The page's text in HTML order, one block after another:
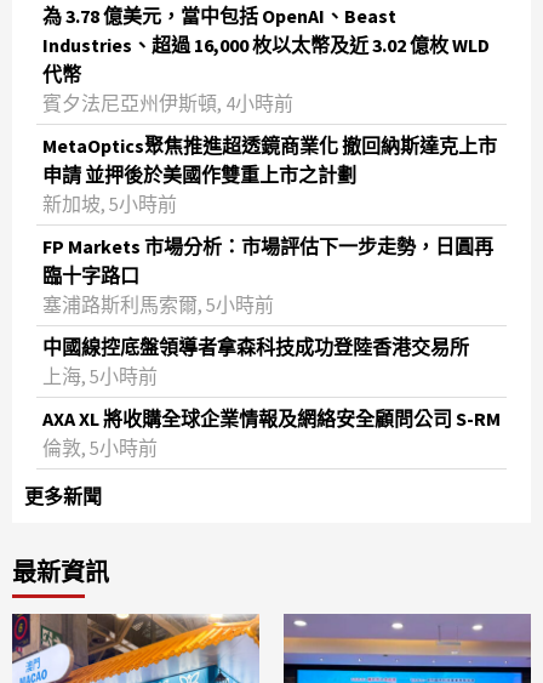
為 3.78 億美元，當中包括 OpenAI、Beast
Industries、超過 16,000 枚以太幣及近 3.02 億枚 WLD
代幣
賓夕法尼亞州伊斯頓, 4小時前
MetaOptics聚焦推進超透鏡商業化 撤回納斯達克上市
申請 並押後於美國作雙重上市之計劃
新加坡, 5小時前
FP Markets 市場分析：市場評估下一步走勢，日圓再
臨十字路口
塞浦路斯利馬索爾, 5小時前
中國線控底盤領導者拿森科技成功登陸香港交易所
上海, 5小時前
AXA XL 將收購全球企業情報及網絡安全顧問公司 S-RM
倫敦, 5小時前
更多新聞
最新資訊